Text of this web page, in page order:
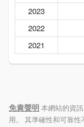
2023
2022
2021
免責聲明本網站的資
用。 其準確性和可靠